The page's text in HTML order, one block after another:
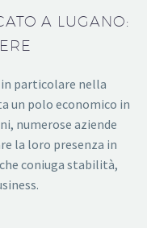
A LUGANO:
particolare nella
un polo economico in
numerose aziende
la loro presenza in
coniuga stabilità,